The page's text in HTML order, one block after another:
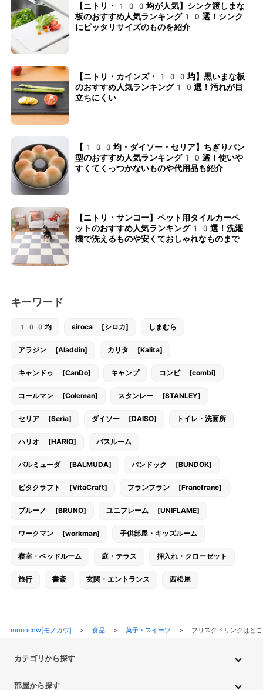
【ニトリ・100均が人気】シンク渡しまな
板のおすすめ人気ランキング10選！シンク
にピッタリサイズのものを紹介
【ニトリ・カインズ・100均】黒いまな板
のおすすめ人気ランキング10選！汚れが目
立ちにくい
【100均・ダイソー・セリア】ちぎりパン
型のおすすめ人気ランキング10選！使いや
すくてくっつかないものや代用品も紹介
【ニトリ・サンコー】ペット用タイルカーペ
ットのおすすめ人気ランキング10選！洗濯
機で洗えるものや安くておしゃれなものまで
キーワード
100均 siroca [シロカ] しまむら
アラジン [Aladdin] カリタ [Kalita]
キャンドゥ [CanDo] キャンプ コンビ [combi]
コールマン [Coleman] スタンレー [STANLEY]
セリア [Seria] ダイソー [DAISO] トイレ・洗面所
ハリオ [HARIO] バスルーム
バルミューダ [BALMUDA] バンドック [BUNDOK]
ビタクラフト [VitaCraft] フランフラン [Francfranc]
ブルーノ [BRUNO] ユニフレーム [UNIFLAME]
ワークマン [workman] 子供部屋・キッズルーム
寝室・ベッドルーム 庭・テラス 押入れ・クローゼット
旅行 書斎 玄関・エントランス 西松屋
monocow[モノカウ] > 食品> 菓子・スイーツ > フリスクドリンクはど
カテゴリから探す
部屋から探す